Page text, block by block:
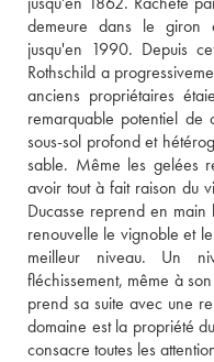
demeure dans le giron
jusqu'en 1990. Depuis
Rothschild a
anciens propriétaires
remarquable potentiel de
sous-sol profond et
sable. Même les gelées
avoir tout à fait raison du
Ducasse reprend en
renouvelle le vignoble et
meilleur niveau. Un
fléchissement, même à
prend sa suite avec une
domaine est la propriété
consacre toutes les